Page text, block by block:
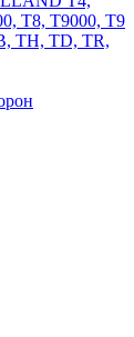
T8, T9000, T9
TH, TD, TR,